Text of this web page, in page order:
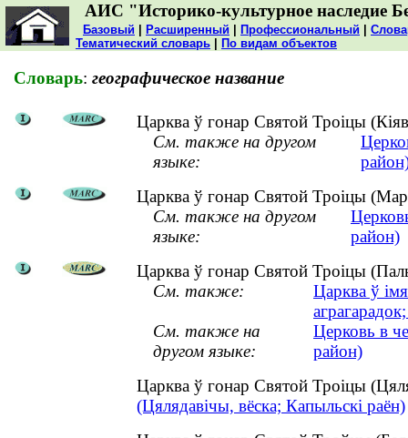
АИС "Историко-культурное наследие
Базовый Расширенный Профессиональный
Тематический словарь
По видам объектов
Словарь: географическое название
Царква ў гонар Святой Троіцы
См. также на другом
языке:
Царква ў гонар Святой Троіцы
См. также на другом
языке:
район)
Царква ў гонар Святой Троіцы
См. также:
Царква ў
См. также на
другом языке:
Церковь в
район)
Царква ў гонар Святой Троіцы
(Цялядавічы, вёска; Капыльскі раён)